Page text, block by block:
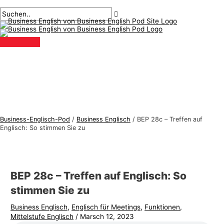
Inhalt
springen
Business-Englisch-Pod / Business Englisch / BEP 28c – Treffen auf
Englisch: So stimmen Sie zu
BEP 28c – Treffen auf Englisch: So
stimmen Sie zu
Business Englisch, Englisch für Meetings, Funktionen,
Mittelstufe Englisch / Marsch 12, 2023
Sie
hier
ein..
B
u
s
i
E
i
s
c
h
S
u
c
h
h